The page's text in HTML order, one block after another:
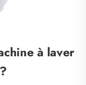
à laver